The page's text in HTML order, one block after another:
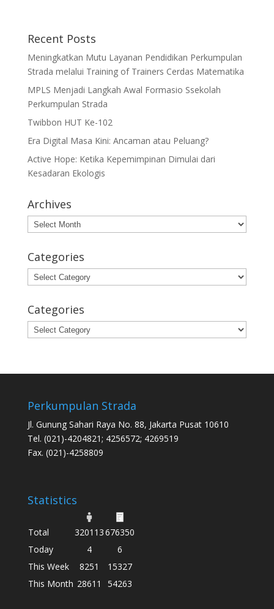
Recent Posts
Meningkatkan Mutu Layanan Pendidikan Perkumpulan
Strada melalui Training of Trainers Cerdas Matematika
MPLS Menjadi Langkah Awal Formasio Ssekolah
Perkumpulan Strada
Twibbon HUT Ke-102
Era Digital Masa Kini: Ancaman atau Peluang?
Active Hope: Ketika Kepemimpinan Dimulai dari
Kesadaran Ekologis
Archives
Archives
Categories
Categories
Categories
Categories
Perkumpulan Strada
Jl. Gunung Sahari Raya No. 88, Jakarta Pusat 10610
Tel. (021)-4204821; 4256572; 4269519
Fax. (021)-4258809
Statistics
Total 320113676350
Today
4
6
This Week
8251
15327
This Month 28611 54263